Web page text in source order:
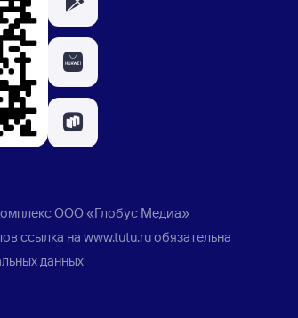
ООО «Глобус Медиа»
ссылка на www.tutu.ruобязательна
данных